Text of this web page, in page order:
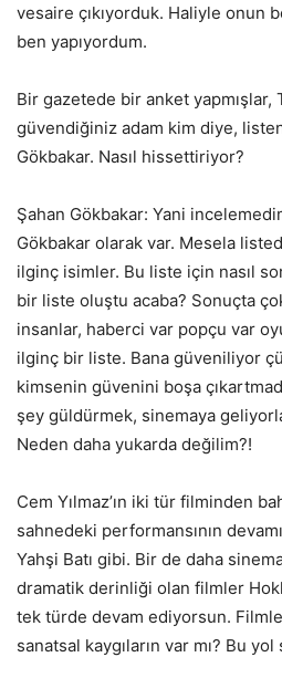
vesaire çıkıyorduk. Haliyle onun
ben yapıyordum.
Bir gazetede bir anket yapmışlar,
güvendiğiniz adam kim diye,
Gökbakar. Nasıl hissettiriyor?
Şahan Gökbakar: Yani
Gökbakar olarak var. Mesela
ilginç isimler. Bu liste için nasıl
bir liste oluştu acaba? Sonuçta
insanlar, haberci var popçu var
ilginç bir liste. Bana güveniliyor
kimsenin güvenini boşa
şey güldürmek, sinemaya
Neden daha yukarda değilim?!
Cem Yılmaz’ın iki tür filminden
sahnedeki performansının
Yahşi Batı gibi. Bir de daha
dramatik derinliği olan filmler
tek türde devam ediyorsun.
sanatsal kaygıların var mı? Bu